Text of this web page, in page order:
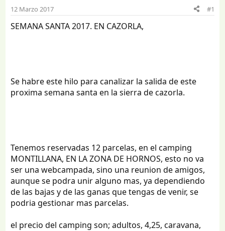
o
r
m
a
i
n
12 Marzo 2017 #1
SEMANA SANTA 2017. EN CAZORLA,
Se habre este hilo para canalizar la salida de este
proxima semana santa en la sierra de cazorla.
Tenemos reservadas 12 parcelas, en el camping
MONTILLANA, EN LA ZONA DE HORNOS, esto no va
ser una webcampada, sino una reunion de amigos,
aunque se podra unir alguno mas, ya dependiendo
de las bajas y de las ganas que tengas de venir, se
podria gestionar mas parcelas.
el precio del camping son; adultos, 4,25, caravana,